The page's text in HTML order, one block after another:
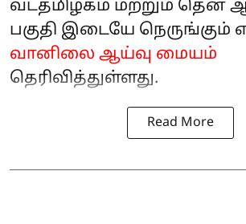
வடதமிழகம் மற்றும் தென்
பகுதி இடையே நெருங்கும்
வானிலை ஆய்வு மையம்
தெரிவித்துள்ளது.
Read More